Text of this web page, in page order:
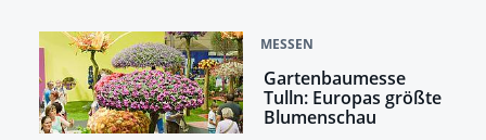
MESSEN
Gartenbaumesse
Tulln: Europas größte
Blumenschau